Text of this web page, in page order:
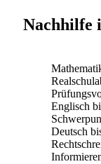
Nachhilfe
Englisch
Deutsch